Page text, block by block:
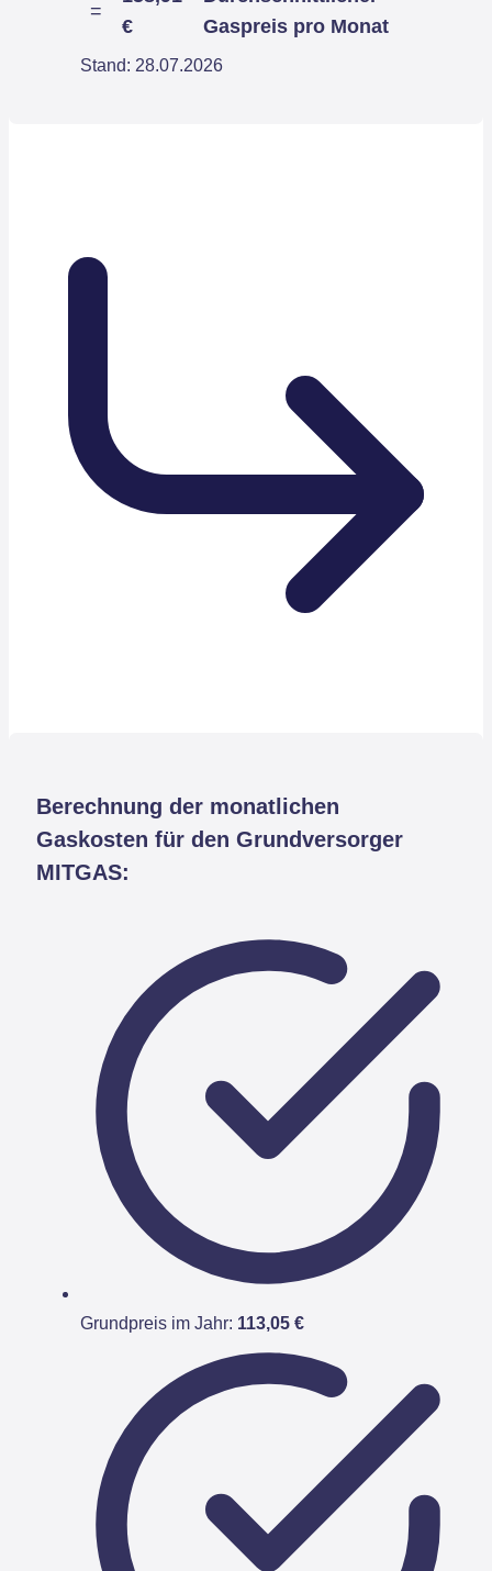
=
€
Gaspreis pro Monat
Stand: 28.07.2026
Berechnung der monatlichen
Gaskosten für den Grundversorger
MITGAS:
Grundpreis im Jahr: 113,05 €